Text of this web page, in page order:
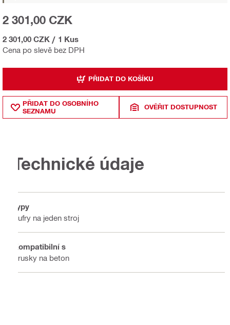
Cena po slevě bez DPH
2 301,00 CZK
2 301,00 CZK / 1 Kus
PŘIDAT DO KOŠÍKU
PŘIDAT DO OSOBNÍHO
SEZNAMU
OVĚŘIT DOSTUPNOST
Technické údaje
Typy
Kufry na jeden stroj
Kompatibilní s
Brusky na beton